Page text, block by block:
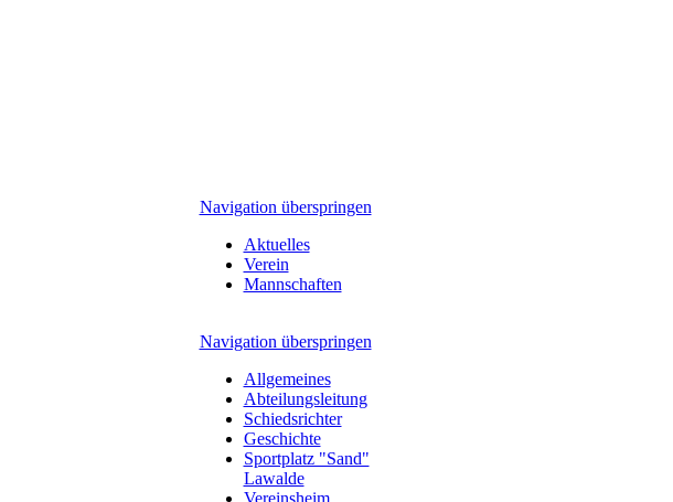
Navigation überspringen
Aktuelles
Verein
Mannschaften
Navigation überspringen
Allgemeines
Abteilungsleitung
Schiedsrichter
Geschichte
Sportplatz "Sand"
Lawalde
Vereinsheim